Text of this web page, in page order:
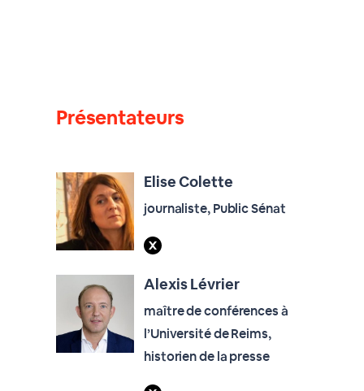
Présentateurs
Elise Colette
journaliste, Public Sénat
Alexis Lévrier
maître de conférences à
l’Université de Reims,
historien de la presse